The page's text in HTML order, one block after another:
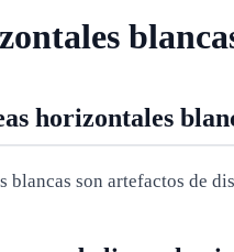
horizontales
blancas son artefactos de